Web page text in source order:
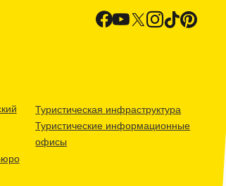
Туристическая инфраструктура
Туристические информационные
офисы